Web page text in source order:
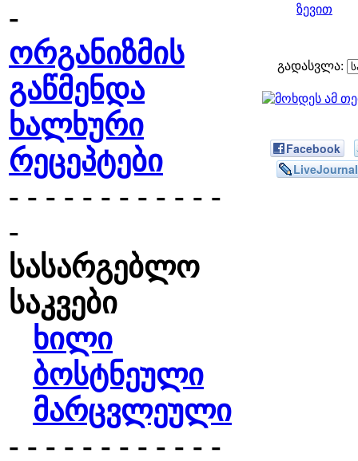
-
ორგანიზმის
გაწმენდა
ხალხური
რეცეპტები
- - - - - - - - - - - -
-
სასარგებლო
საკვები
ხილი
ბოსტნეული
მარცვლეული
- - - - - - - - - - - -
ზევით
გადასვლა:
Facebook
LiveJournal